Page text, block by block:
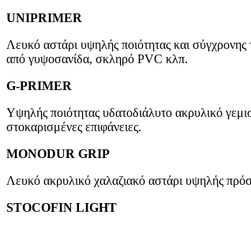
UNIPRIMER
Λευκό αστάρι υψηλής ποιότητας και σύγχρονης
από γυψοσανίδα, σκληρό PVC κλπ.
G-PRIMER
Yψηλής ποιότητας υδατοδιάλυτο ακρυλικό
στοκαρισμένες επιφάνειες.
MONODUR GRIP
Λευκό ακρυλικό χαλαζιακό αστάρι υψηλής
STOCOFIN LIGHT